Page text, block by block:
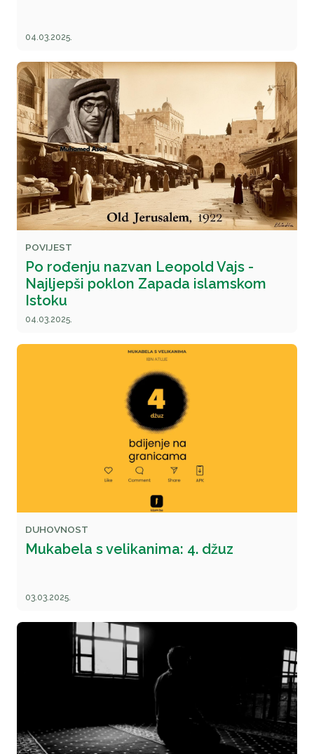
04.03.2025.
POVIJEST
Po rođenju nazvan Leopold Vajs -
Najljepši poklon Zapada islamskom
Istoku
04.03.2025.
DUHOVNOST
Mukabela s velikanima: 4. džuz
03.03.2025.